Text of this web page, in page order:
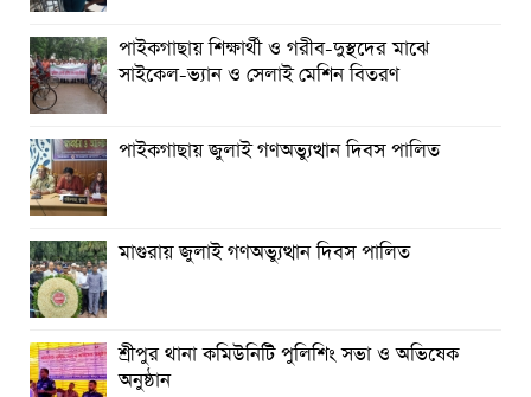
মাগুরায় সাকিব আল হাসানের বাড়িতে ভাঙচুর, পেট্রোল নিক্ষেপ ও
অগ্নিসংযোগপাইকগাছায় শিক্ষার্থী ও গরীব-দুস্থদের মাঝে
সাইকেল-ভ্যান ও সেলাই মেশিন বিতরণ
পাইকগাছায় জুলাই গণঅভ্যুত্থান দিবস পালিত
মাগুরায় জুলাই গণঅভ্যুত্থান দিবস পালিত
শ্রীপুর থানা কমিউনিটি পুলিশিং সভা ও অভিষেক
অনুষ্ঠান